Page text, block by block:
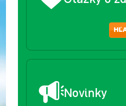
Novinky